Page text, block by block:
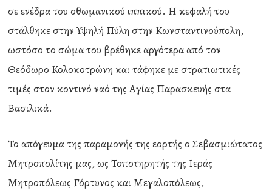
σε ενέδρα του οθωμανικού ιππικού. Η κεφαλή του
στάλθηκε στην Υψηλή Πύλη στην Κωνσταντινούπολη,
ωστόσο το σώμα του βρέθηκε αργότερα από τον
Θεόδωρο Κολοκοτρώνη και τάφηκε με στρατιωτικές
τιμές στον κοντινό ναό της Αγίας Παρασκευής στα
Βασιλικά.
Το απόγευμα της παραμονής της εορτής ο Σεβασμιώτατος
Μητροπολίτης μας, ως Τοποτηρητής της Ιεράς
Μητροπόλεως Γόρτυνος και Μεγαλοπόλεως,